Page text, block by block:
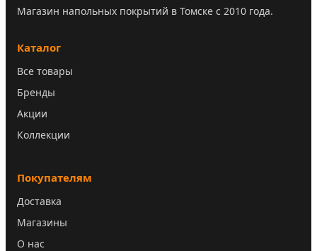
Магазин напольных покрытий в Томске с 2010 года.
Каталог
Все товары
Бренды
Акции
Коллекции
Покупателям
Доставка
Магазины
О нас